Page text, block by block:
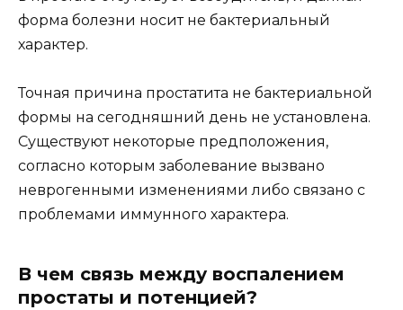
форма болезни носит не бактериальный
характер.
Точная причина простатита не бактериальной
формы на сегодняшний день не установлена.
Существуют некоторые предположения,
согласно которым заболевание вызвано
неврогенными изменениями либо связано с
проблемами иммунного характера.
В чем связь между воспалением
простаты и потенцией?